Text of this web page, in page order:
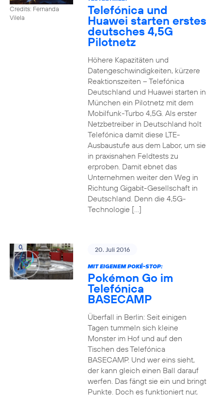
Credits: Fernanda
Vilela
Telefónica und
Huawei starten erstes
deutsches 4,5G
Pilotnetz
Höhere Kapazitäten und
Datengeschwindigkeiten, kürzere
Reaktionszeiten – Telefónica
Deutschland und Huawei starten in
München ein Pilotnetz mit dem
Mobilfunk-Turbo 4,5G. Als erster
Netzbetreiber in Deutschland holt
Telefónica damit diese LTE-
Ausbaustufe aus dem Labor, um sie
in praxisnahen Feldtests zu
erproben. Damit ebnet das
Unternehmen weiter den Weg in
Richtung Gigabit-Gesellschaft in
Deutschland. Denn die 4,5G-
Technologie […]
20. Juli 2016
MIT EIGENEM POKÉ-STOP:
Pokémon Go im
Telefónica
BASECAMP
Überfall in Berlin: Seit einigen
Tagen tummeln sich kleine
Monster im Hof und auf den
Tischen des Telefónica
BASECAMP. Und wer eins sieht,
der kann gleich einen Ball darauf
werfen. Das fängt sie ein und bringt
Punkte. Doch es funktioniert nur,